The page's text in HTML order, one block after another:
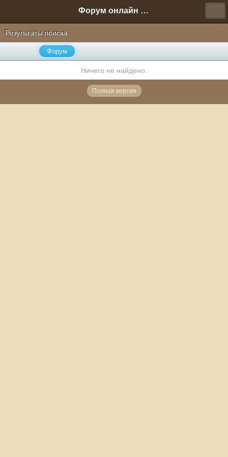
Форум онлайн игры "Новая Эра" (Нюра Биз)
Результаты поиска
Форум
Ничего не найдено.
Полная версия